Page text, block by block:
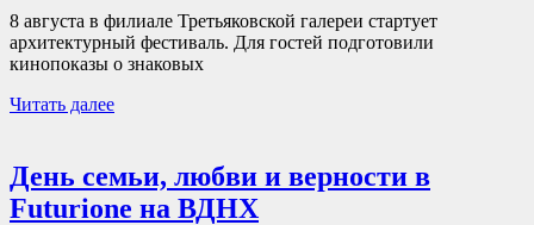
8 августа в филиале Третьяковской галереи стартует
архитектурный фестиваль. Для гостей подготовили
кинопоказы о знаковых
Читать далее
День семьи, любви и верности в
Futurione на ВДНХ